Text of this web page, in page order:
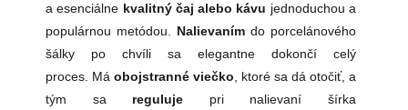
a esenciálne kvalitný čaj alebo kávu jednoduchou a
populárnou metódou. Nalievaním do porcelánového
šálky po chvíli sa elegantne dokončí celý
proces. Má obojstranné viečko , ktoré sa dá otočiť, a
tým sa reguluje pri nalievaní šírka